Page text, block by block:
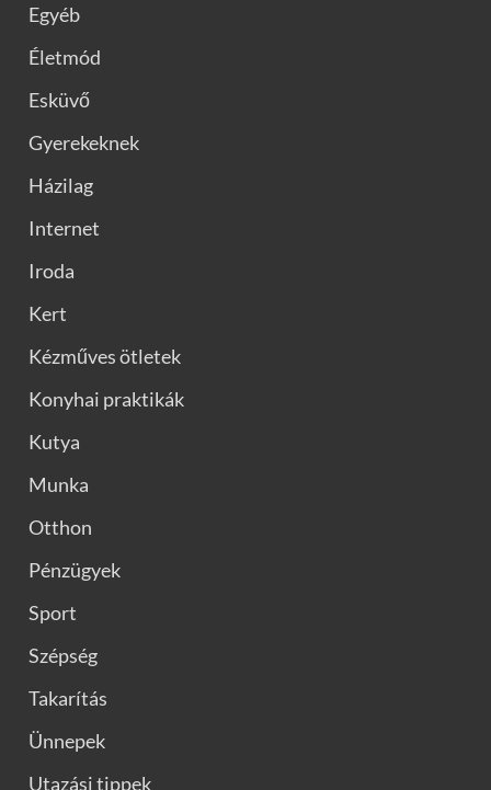
Egyéb
Életmód
Esküvő
Gyerekeknek
Házilag
Internet
Iroda
Kert
Kézműves ötletek
Konyhai praktikák
Kutya
Munka
Otthon
Pénzügyek
Sport
Szépség
Takarítás
Ünnepek
Utazási tippek